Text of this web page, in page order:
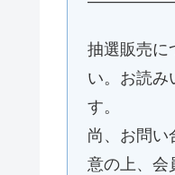
抽選販売に
い。お読み
す。
尚、お問い
意の上、会